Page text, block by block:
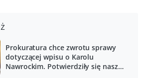
Prokuratura chce zwrotu sprawy
dotyczącej wpisu o Karolu
Nawrockim. Potwierdziły się nasze